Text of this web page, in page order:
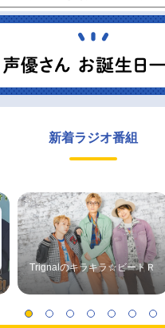
新着ラジオ番組
Trignalのキラキラ☆ビートＲ